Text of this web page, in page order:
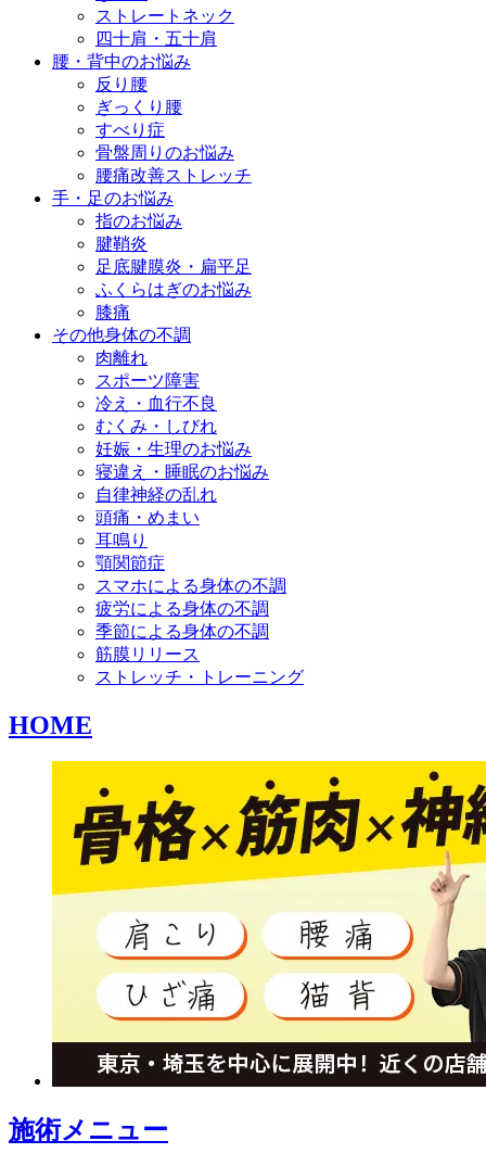
ストレートネック
四十肩・五十肩
腰・背中のお悩み
反り腰
ぎっくり腰
すべり症
骨盤周りのお悩み
腰痛改善ストレッチ
手・足のお悩み
指のお悩み
腱鞘炎
足底腱膜炎・扁平足
ふくらはぎのお悩み
膝痛
その他身体の不調
肉離れ
スポーツ障害
冷え・血行不良
むくみ・しびれ
妊娠・生理のお悩み
寝違え・睡眠のお悩み
自律神経の乱れ
頭痛・めまい
耳鳴り
顎関節症
スマホによる身体の不調
疲労による身体の不調
季節による身体の不調
筋膜リリース
ストレッチ・トレーニング
HOME
施術メニュー